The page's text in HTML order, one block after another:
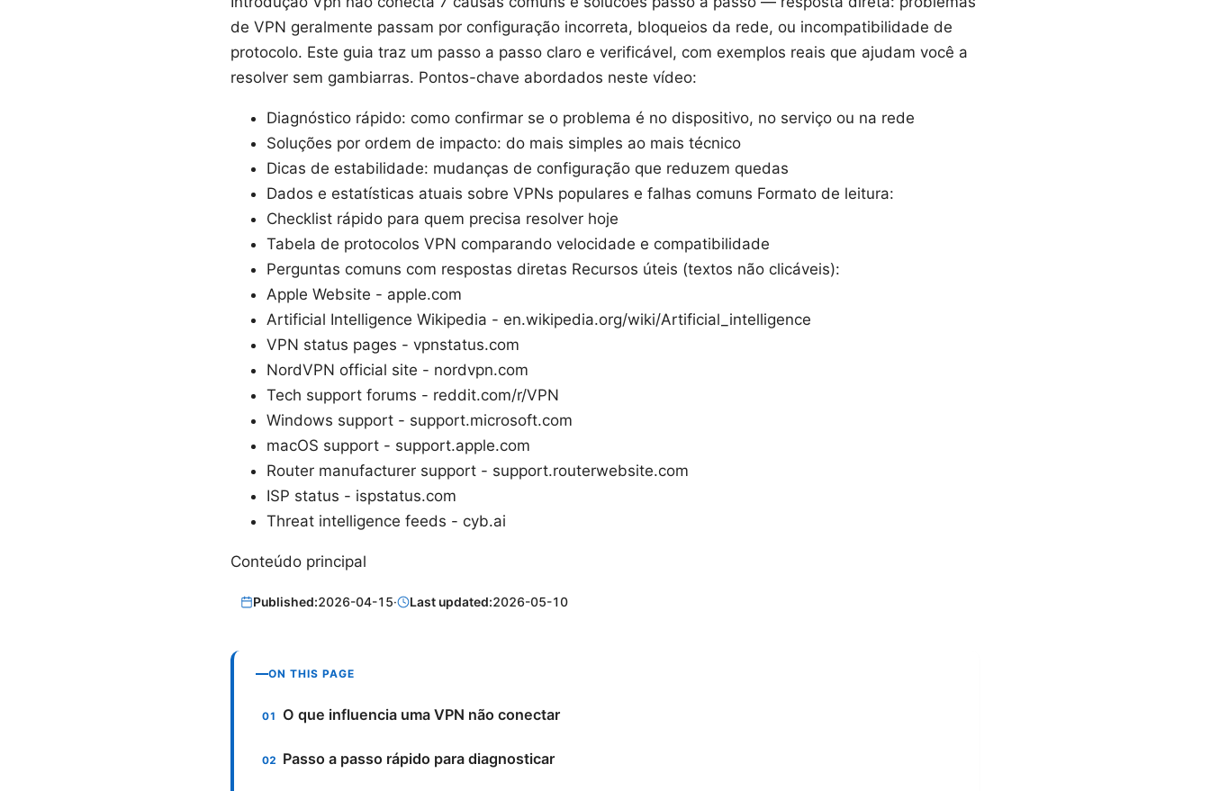
de VPN geralmente passam por configuração incorreta, bloqueios da rede, ou incompatibilidade de
protocolo. Este guia traz um passo a passo claro e verificável, com exemplos reais que ajudam você a
resolver sem gambiarras. Pontos-chave abordados neste vídeo:
Diagnóstico rápido: como confirmar se o problema é no dispositivo, no serviço ou na rede
Soluções por ordem de impacto: do mais simples ao mais técnico
Dicas de estabilidade: mudanças de configuração que reduzem quedas
Dados e estatísticas atuais sobre VPNs populares e falhas comuns Formato de leitura:
Checklist rápido para quem precisa resolver hoje
Tabela de protocolos VPN comparando velocidade e compatibilidade
Perguntas comuns com respostas diretas Recursos úteis (textos não clicáveis):
Apple Website - apple.com
Artificial Intelligence Wikipedia - en.wikipedia.org/wiki/Artificial_intelligence
VPN status pages - vpnstatus.com
NordVPN official site - nordvpn.com
Tech support forums - reddit.com/r/VPN
Windows support - support.microsoft.com
macOS support - support.apple.com
Router manufacturer support - support.routerwebsite.com
ISP status - ispstatus.com
Threat intelligence feeds - cyb.ai
Conteúdo principal
Published:2026-04-15· Last updated:2026-05-10
ON THIS PAGE
O que influencia uma VPN não conectar
Passo a passo rápido para diagnosticar